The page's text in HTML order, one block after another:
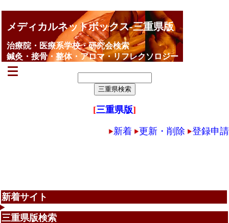
メディカルネットボックス-三重県版
治療院・医療系学校・研究会検索
鍼灸・接骨・整体・アロマ・リフレクソロジー
[三重県版]
新着 更新・削除 登録申請
新着サイト
三重県版検索